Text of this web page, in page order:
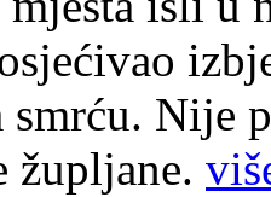
smrću. Nije
župljane.